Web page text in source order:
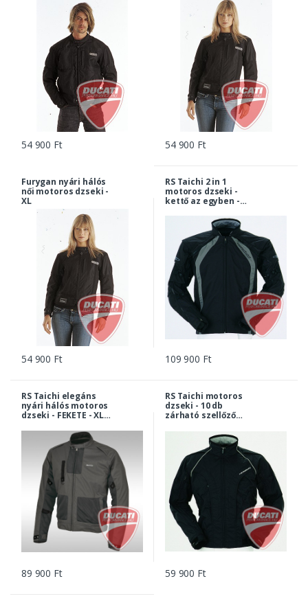
54 900 Ft 54 900 Ft
Furygan nyári hálós
női motoros dzseki -
XL
54 900 Ft
RS Taichi 2 in 1
motoros dzseki -
kettő az egyben -
109 900 Ft
RS Taichi elegáns
nyári hálós motoros
dzseki - FEKETE - XL
89 900 Ft
RS Taichi motoros
dzseki - 10 db
zárható szellőző
59 900 Ft